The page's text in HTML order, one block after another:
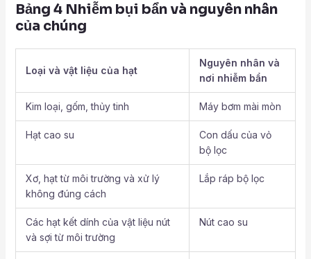
Bảng 4 Nhiễm bụi bẩn và nguyên nhân
của chúng
Loại và vật liệu của hạt
Nguyên nhân và
nơi nhiễm bẩn
Kim loại, gốm, thủy tinh Máy bơm mài mòn
Hạt cao su
Con dấu của vỏ
bộ lọc
Xơ, hạt từ môi trường và xử lý
không đúng cách
Lắp ráp bộ lọc
Các hạt kết dính của vật liệu nút
và sợi từ môi trường
Nút cao su